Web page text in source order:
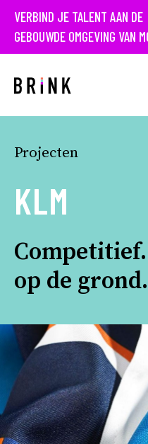
VERBIND JE TALENT AAN DE
GEBOUWDE OMGEVING VAN
Projecten
KLM
op de grond.